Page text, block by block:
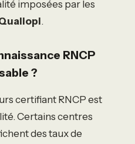
imposées par les
.
RNCP
?
certifiant RNCP est
Certains centres
des taux de